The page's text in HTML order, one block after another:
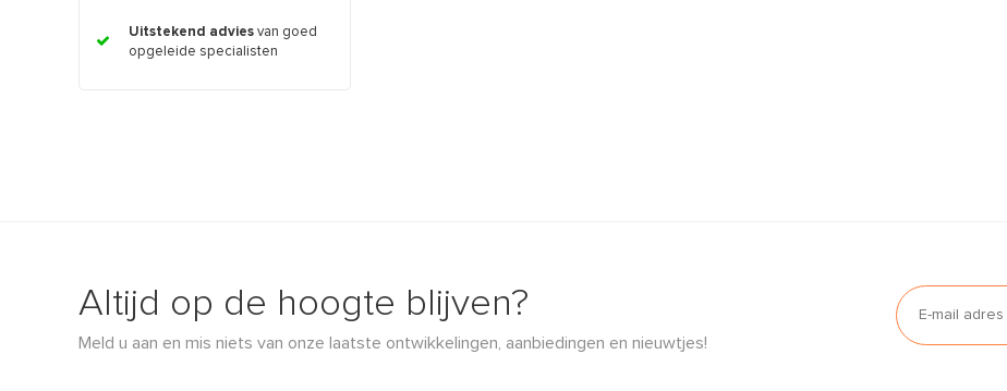
Uitstekend advies van goed
opgeleide specialisten
Altijd op de hoogte blijven?
Meld u aan en mis niets van onze laatste ontwikkelingen, aanbiedingen en nieuwtjes!